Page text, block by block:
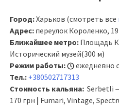
Город:Харьков (смотреть все
Адрес: переулок Короленко, 19
Ближайшее метро: Площадь
Исторический музей(300 м)
Режим работы:
ежедневно
Тел.: +380502717313
Стоимость кальяна: Serbetli
170 грн | Fumari, Vintage,